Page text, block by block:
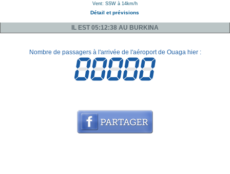
Vent: SSW à 14km/h
Détail et prévisions
IL EST 05:12:38 AU BURKINA
Nombre de passagers à l'arrivée de l'aéroport de Ouaga hier :